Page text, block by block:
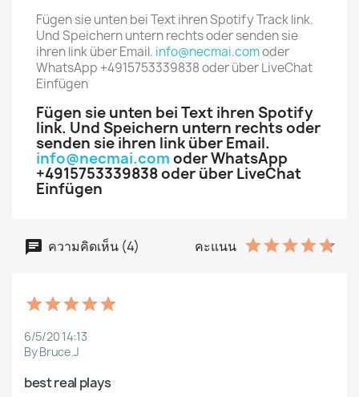
Fügen sie unten bei Text ihren Spotify Track link.
Und Speichern untern rechts oder senden sie
ihren link über Email. info@necmai.comoder
WhatsApp +4915753339838 oder über LiveChat
Einfügen
Fügen sie unten bei Text ihren Spotify
link. Und Speichern untern rechts oder
senden sie ihren link über Email.
info@necmai.com oder WhatsApp
+4915753339838 oder über LiveChat
Einfügen
ความคิดเห็น (4) คะแนน
6/5/20 14:13
By Bruce.J
best real plays